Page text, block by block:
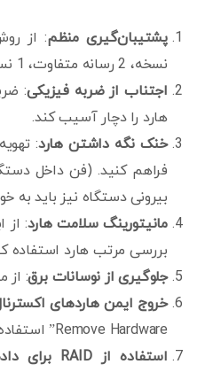
پشتیبان‌گیری منظم
نسخه، 2 رسانه متفاوت، 1 نسخه خارج از سایت).
اجتناب از ضربه فیزیکی:
هارد را دچار آسیب کند.
خنک نگه داشتن هارد:
فراهم کنید. (فن داخل
بیرونی دستگاه نیز باید به
مانیتورینگ سلامت هارد: از
بررسی مرتب هارد استفاده
جلوگیری از نوسانات برق: از
خروج ایمن هاردهای
Remove Hardware” استفاده کنید.
استفاده از RAID برای